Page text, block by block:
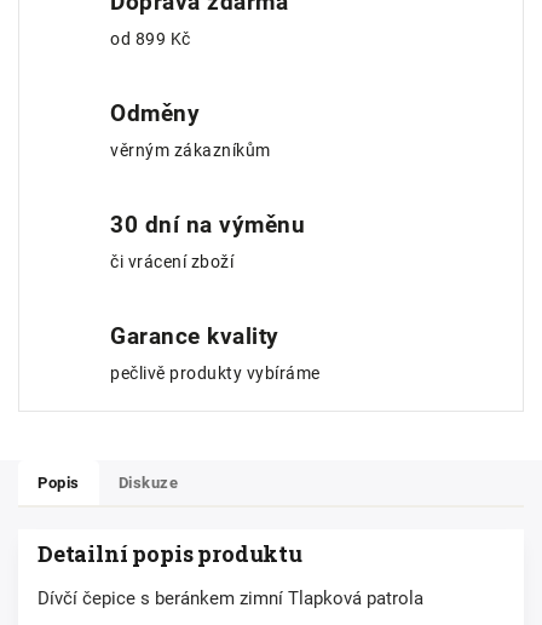
od 899 Kč
Odměny
věrným zákazníkům
30 dní na výměnu
či vrácení zboží
Garance kvality
pečlivě produkty vybíráme
Popis Diskuze
Detailní popis produktu
Dívčí čepice s beránkem zimní Tlapková patrola